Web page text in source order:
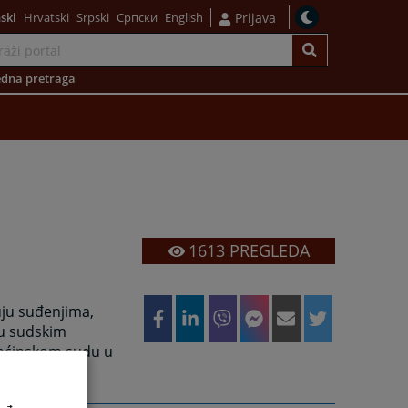
Hrvatski Srpski Српски English Prijava
pretraga
suđenjima,
sudskim
sudu u
1613PREGLEDA